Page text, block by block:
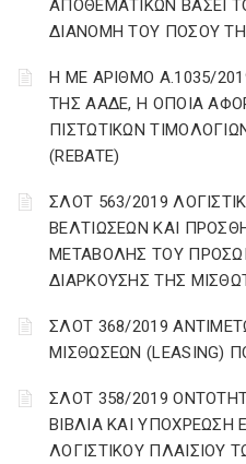
ΑΠΟΘΕΜΑΤΙΚΩΝ ΒΑΣΕΙ
ΔΙΑΝΟΜΗ ΤΟΥ ΠΟΣΟΥ
Η ΜΕ ΑΡΙΘΜΟ Α.1035/
ΤΗΣ ΑΑΔΕ, Η ΟΠΟΙΑ
ΠΙΣΤΩΤΙΚΩΝ
(REBATE)
ΣΛΟΤ 563/2019
ΒΕΛΤΙΩΣΕΩΝ ΚΑΙ
ΜΕΤΑΒΟΛΗΣ ΤΟΥ
ΔΙΑΡΚΟΥΣΗΣ ΤΗΣ
ΣΛΟΤ 368/2019
ΜΙΣΘΩΣΕΩΝ (LEASING)
ΣΛΟΤ 358/2019
ΒΙΒΛΙΑ ΚΑΙ
ΛΟΓΙΣΤΙΚΟΥ ΠΛΑΙΣΙΟΥ